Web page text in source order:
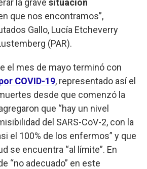
la grave situación
que nos encontramos”,
Gallo, Lucía Etcheverry
(PAR).
el mes de mayo terminó con
COVID-19, representado así el
desde que comenzó la
que “hay un nivel
del SARS-CoV-2, con la
el 100% de los enfermos” y que
se encuentra “al límite”. En
“no adecuado” en este